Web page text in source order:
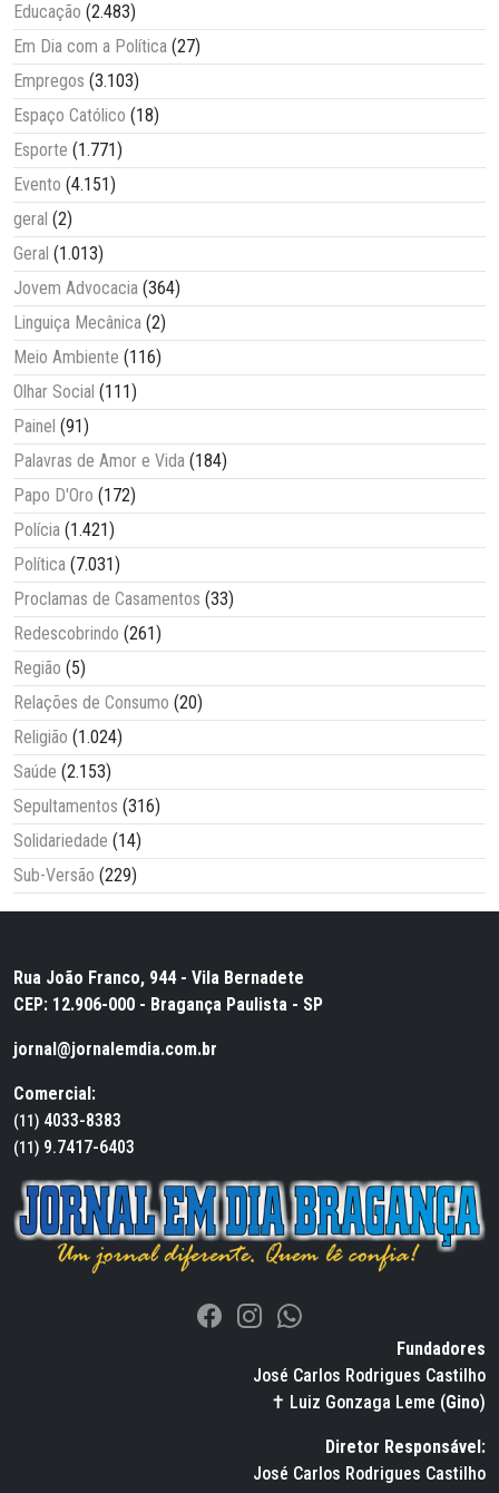
Educação (2.483)
Em Dia com a Política (27)
Empregos (3.103)
Espaço Católico (18)
Esporte (1.771)
Evento (4.151)
geral (2)
Geral (1.013)
Jovem Advocacia (364)
Linguiça Mecânica (2)
Meio Ambiente (116)
Olhar Social (111)
Painel (91)
Palavras de Amor e Vida (184)
Papo D'Oro (172)
Polícia (1.421)
Política (7.031)
Proclamas de Casamentos (33)
Redescobrindo (261)
Região (5)
Relações de Consumo (20)
Religião (1.024)
Saúde (2.153)
Sepultamentos (316)
Solidariedade (14)
Sub-Versão (229)
Rua João Franco, 944 - Vila Bernadete
CEP: 12.906-000 - Bragança Paulista - SP
jornal@jornalemdia.com.br
Comercial:
(11) 4033-8383
(11) 9.7417-6403
Fundadores
José Carlos Rodrigues Castilho
✝ Luiz Gonzaga Leme (Gino)
Diretor Responsável:
José Carlos Rodrigues Castilho